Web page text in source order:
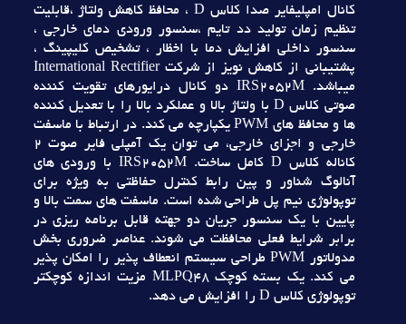
کانال امپليفاير صدا کلاس D ، محافظ کاهش ولتاژ ،قابليت
تنظيم زمان توليد دد تايم ،سنسور ورودي دماي خارجي ،
سنسور داخلي افزايش دما با اخظار ، تشخيص کليپينگ ،
پشتيباني از کاهش نويز از شرکت International Rectifier
ميباشد. IRS2052M دو کانال درايورهاي تقويت کننده
صوتي کلاس D با ولتاژ بالا و عملکرد بالا را با تعديل کننده
ها و محافظ هاي PWM يکپارچه مي کند. در ارتباط با ماسفت
خارجي و اجزاي خارجي، مي توان يک آمپلي فاير صوت 2
کاناله کلاس D کامل ساخت. IRS2052M با ورودي هاي
آنالوگ شناور و پين رابط کنترل حفاظتي به ويژه براي
توپولوژي نيم پل طراحي شده است. ماسفت هاي سمت بالا و
پايين با يک سنسور جريان دو جهته قابل برنامه ريزي در
برابر شرايط فعلي محافظت مي شوند. عناصر ضروري بخش
مدولاتور PWM طراحي سيستم انعطاف پذير را امکان پذير
مي کند. يک بسته کوچک MLPQ48 مزيت اندازه کوچکتر
توپولوژي کلاس D را افزايش مي دهد.